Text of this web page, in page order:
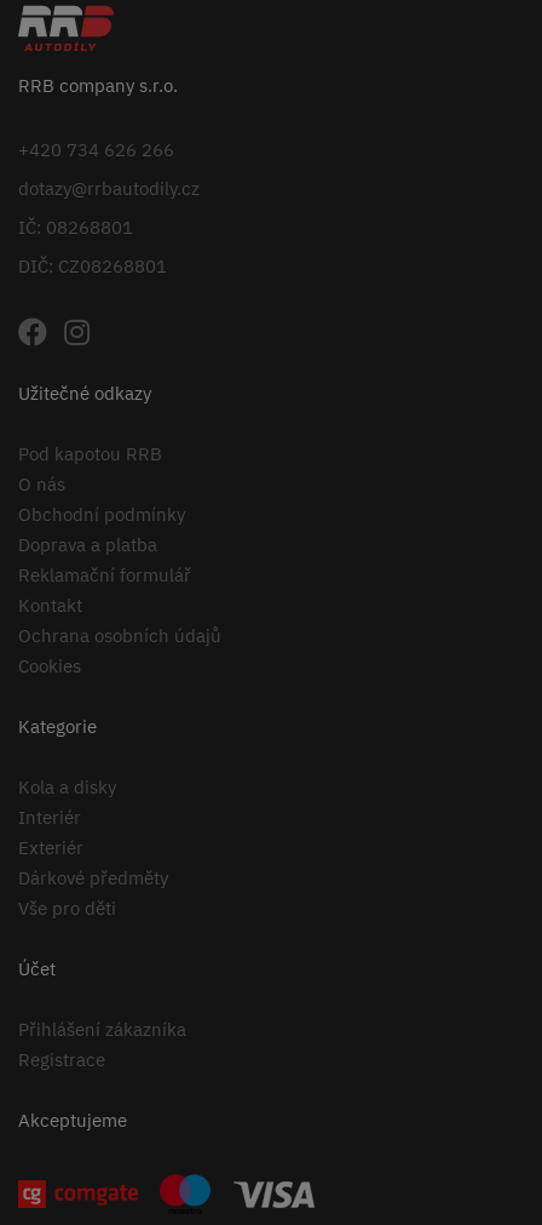
RRB company s.r.o.
+420 734 626 266
dotazy@rrbautodily.cz
IČ: 08268801
DIČ: CZ08268801
Užitečné odkazy
Pod kapotou RRB
O nás
Obchodní podmínky
Doprava a platba
Reklamační formulář
Kontakt
Ochrana osobních údajů
Cookies
Kategorie
Kola a disky
Interiér
Exteriér
Dárkové předměty
Vše pro děti
Účet
Přihlášení zákazníka
Registrace
Akceptujeme